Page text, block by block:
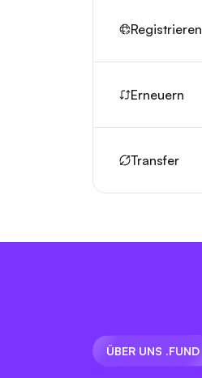
Registrieren
Erneuern
Transfer
ÜBER UNS .FUND